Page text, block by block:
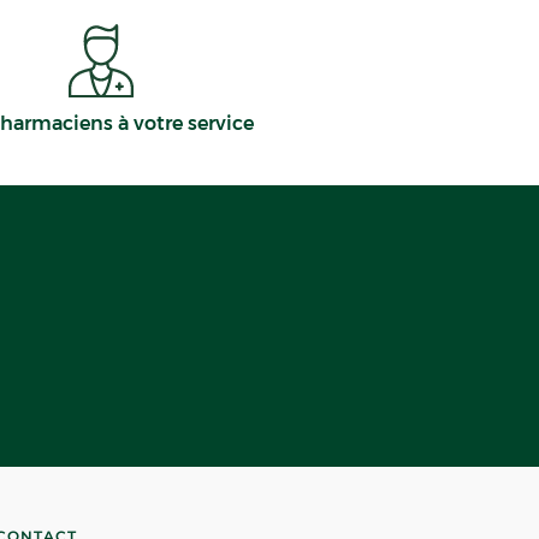
à votre service